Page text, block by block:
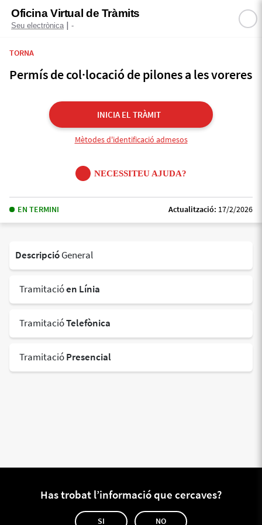
Oficina Virtual de Tràmits
Seu electrònica | -
TORNA
Permís de col·locació de pilones a les voreres
INICIA EL TRÀMIT
Mètodes d'identificació admesos
NECESSITEU AJUDA?
EN TERMINI Actualització: 17/2/2026
DescripcióGeneral
Tramitacióen Línia
TramitacióTelefònica
TramitacióPresencial
Has trobat l’informació que cercaves?
SI NO